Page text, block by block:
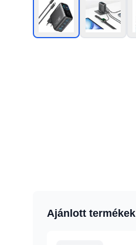
Ajánlott termékek